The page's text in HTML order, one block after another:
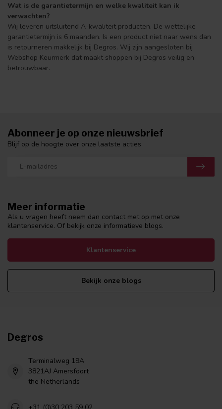
Wat is de garantietermijn en welke kwaliteit kan ik
verwachten?
Wij leveren uitsluitend A-kwaliteit producten. De wettelijke
garantietermijn is 6 maanden. Is een product niet naar wens dan
is retourneren makkelijk bij Degros. Wij zijn aangesloten bij
Webshop Keurmerk dat maakt shoppen bij Degros veilig en
betrouwbaar.
Meer informatie
Als u vragen heeft neem dan contact met op met onze
klantenservice. Of bekijk onze informatieve blogs.
Klantenservice
Bekijk onze blogs
Abonneer je op onze nieuwsbrief
Blijf op de hoogte over onze laatste acties
Degros
Terminalweg 19A
3821AJ Amersfoort
the Netherlands